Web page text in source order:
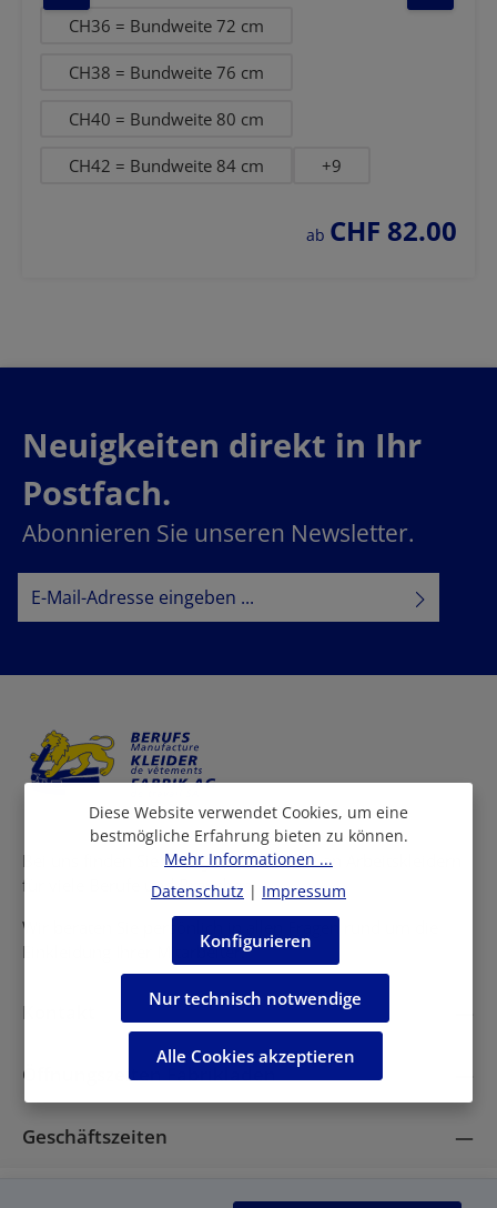
CH36 = Bundweite 72 cm
CH38 = Bundweite 76 cm
CH40 = Bundweite 80 cm
CH42 = Bundweite 84 cm +9
regulärer preis:
ab CHF 82.00
Neuigkeiten direkt in Ihr
Postfach.
Abonnieren Sie unseren Newsletter.
E-Mail-Adresse*
Ich habe dieDatenschutzbestimmungenzur Kenntnis
Bei uns finden Sie eine grosse Auswahl an Arbeitskleidern
für viele Berufe und Branchen.
Wir beraten Sie persönlich in allen Fragen rund um die
Einkleidung Ihrer Mitarbeiter.
Kontakt
Öffnungszeiten Fabrikladen
Geschäftszeiten
DatenschutzerklärungFAQ
Diese Website verwendet Cookies, um eine
bestmögliche Erfahrung bieten zu können.
Mehr Informationen ...
Datenschutz | Impressum
Nur technisch notwendige
Konfigurieren
Alle Cookies akzeptieren